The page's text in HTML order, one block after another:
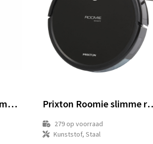
2-in-1 spray en schoonmaakdoek Prixton Roomie
279op voorraad
Kunststof, Staal